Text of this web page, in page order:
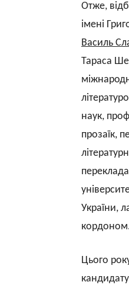
Отже,
імені
Василь
Тараса
наук,
прозаїк,
України,
Цього